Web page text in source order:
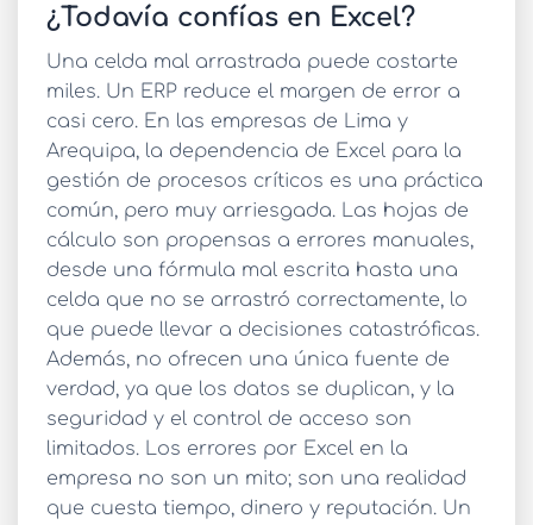
¿Todavía confías en Excel?
Una celda mal arrastrada puede costarte
miles. Un ERP reduce el margen de error a
casi cero. En las empresas de Lima y
Arequipa, la dependencia de Excel para la
gestión de procesos críticos es una práctica
común, pero muy arriesgada. Las hojas de
cálculo son propensas a errores manuales,
desde una fórmula mal escrita hasta una
celda que no se arrastró correctamente, lo
que puede llevar a decisiones catastróficas.
Además, no ofrecen una única fuente de
verdad, ya que los datos se duplican, y la
seguridad y el control de acceso son
limitados. Los errores por Excel en la
empresa no son un mito; son una realidad
que cuesta tiempo, dinero y reputación. Un